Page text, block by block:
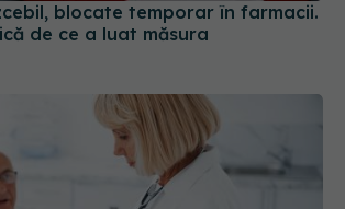
blocate temporar în farmacii.
de ce a luat măsura